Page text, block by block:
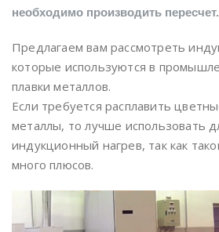
необходимо производить пересчет.
Предлагаем вам рассмотреть
которые используются в
плавки металлов.
Если требуется расплавить
металлы, то лучше использовать
индукционный нагрев, так как
много плюсов.